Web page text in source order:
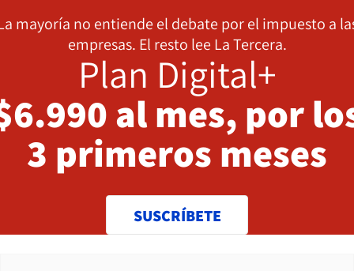
mayoría no entiende el debate por el impuesto a
empresas. El resto lee La Tercera.
Plan Digital+
al mes, por
3 primeros meses
SUSCRÍBETE